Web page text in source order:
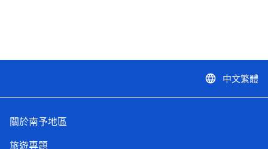
language 中文繁體
關於南予地區
旅遊專題